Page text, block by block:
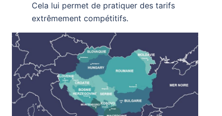
Cela lui permet de pratiquer des tarifs
extrêmement compétitifs.